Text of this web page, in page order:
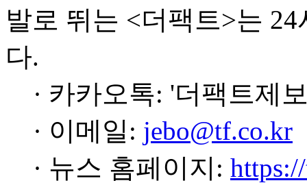
발로 뛰는 <더팩트>는
다.
· 카카오톡: '더팩트제
· 이메일: jebo@tf.co.kr
· 뉴스 홈페이지: